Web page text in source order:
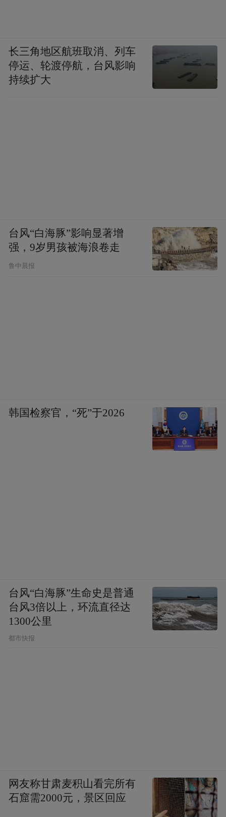
长三角地区航班取消、列车
停运、轮渡停航，台风影响
持续扩大
台风“白海豚”影响显著增
强，9岁男孩被海浪卷走
鲁中晨报
韩国检察官，“死”于2026
台风“白海豚”生命史是普通
台风3倍以上，环流直径达
1300公里
都市快报
网友称甘肃麦积山看完所有
石窟需2000元，景区回应